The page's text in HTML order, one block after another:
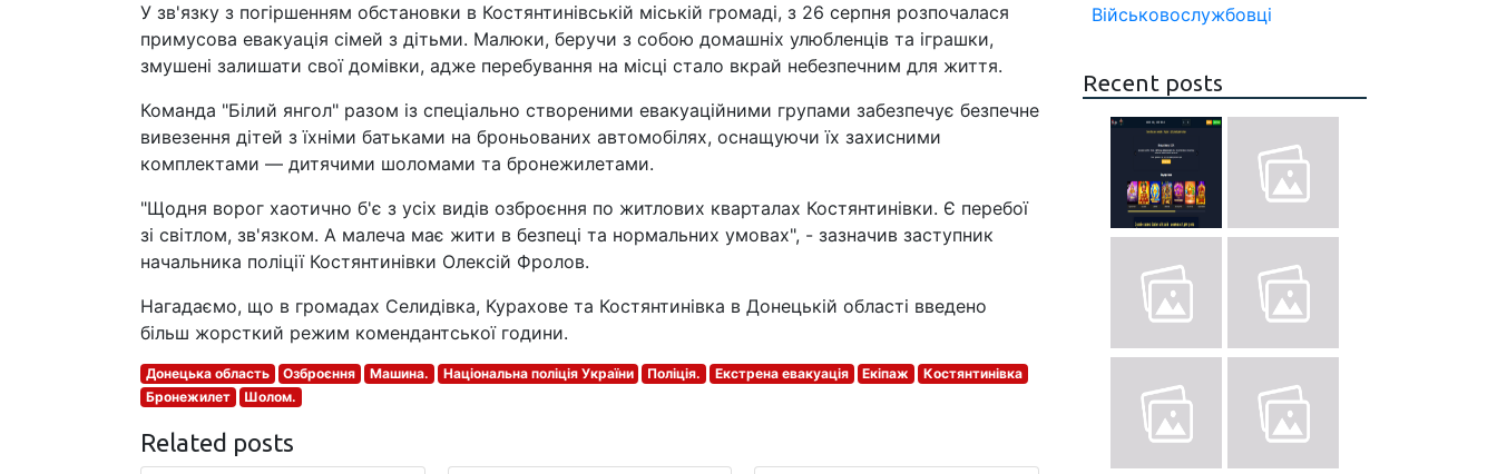
У зв'язку з погіршенням обстановки в Костянтинівській міській громаді, з 26 серпня розпочалася
примусова евакуація сімей з дітьми. Малюки, беручи з собою домашніх улюбленців та іграшки,
змушені залишати свої домівки, адже перебування на місці стало вкрай небезпечним для життя.
Команда "Білий янгол" разом із спеціально створеними евакуаційними групами забезпечує безпечне
вивезення дітей з їхніми батьками на броньованих автомобілях, оснащуючи їх захисними
комплектами — дитячими шоломами та бронежилетами.
"Щодня ворог хаотично б'є з усіх видів озброєння по житлових кварталах Костянтинівки. Є перебої
зі світлом, зв'язком. А малеча має жити в безпеці та нормальних умовах", - зазначив заступник
начальника поліції Костянтинівки Олексій Фролов.
Нагадаємо, що в громадах Селидівка, Курахове та Костянтинівка в Донецькій області введено
більш жорсткий режим комендантської години.
Донецька область Озброєння Машина. Національна поліція України Поліція. Екстрена евакуація Екіпаж
Костянтинівка
Бронежилет
Шолом.
Related posts
Військовослужбовці
Recent posts